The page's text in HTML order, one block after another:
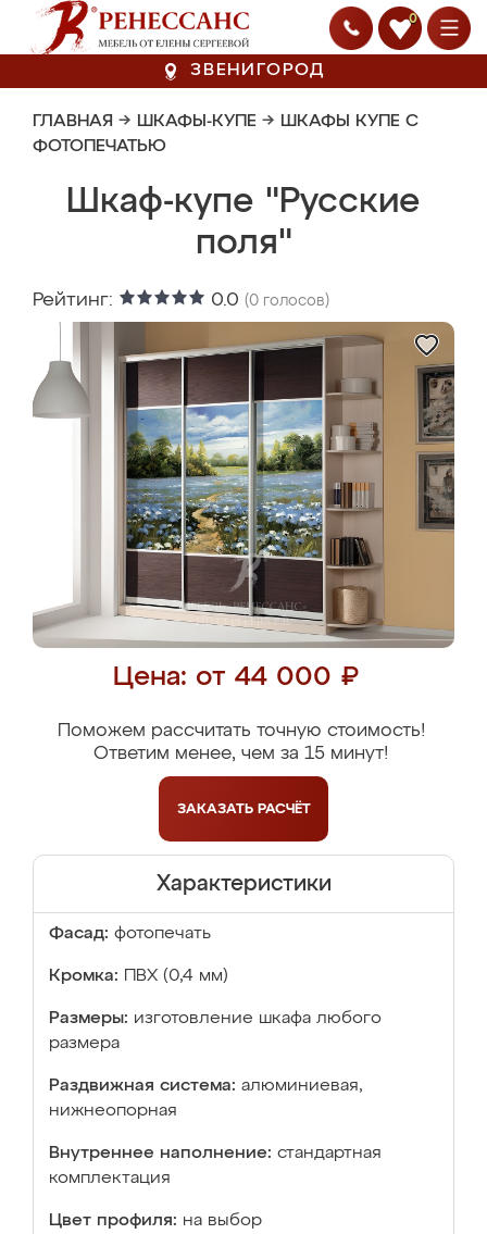
0
ЗВЕНИГОРОД
ГЛАВНАЯ → ШКАФЫ-КУПЕ → ШКАФЫ КУПЕ С
ФОТОПЕЧАТЬЮ
Шкаф-купе "Русские
поля"
Рейтинг: 0.0 (0 голосов)
Цена: от 44 000 ₽
Поможем рассчитать точную стоимость!
Ответим менее, чем за 15 минут!
ЗАКАЗАТЬ РАСЧЁТ
Характеристики
Фасад: фотопечать
Кромка: ПВХ (0,4 мм)
Размеры: изготовление шкафа любого
размера
Раздвижная система: алюминиевая,
нижнеопорная
Внутреннее наполнение: стандартная
комплектация
Цвет профиля: на выбор